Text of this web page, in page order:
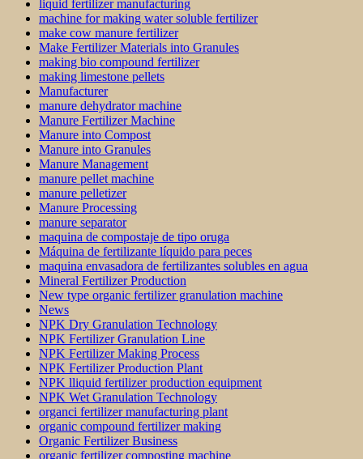
liquid fertilizer manufacturing
machine for making water soluble fertilizer
make cow manure fertilizer
Make Fertilizer Materials into Granules
making bio compound fertilizer
making limestone pellets
Manufacturer
manure dehydrator machine
Manure Fertilizer Machine
Manure into Compost
Manure into Granules
Manure Management
manure pellet machine
manure pelletizer
Manure Processing
manure separator
maquina de compostaje de tipo oruga
Máquina de fertilizante líquido para peces
maquina envasadora de fertilizantes solubles en agua
Mineral Fertilizer Production
New type organic fertilizer granulation machine
News
NPK Dry Granulation Technology
NPK Fertilizer Granulation Line
NPK Fertilizer Making Process
NPK Fertilizer Production Plant
NPK lliquid fertilizer production equipment
NPK Wet Granulation Technology
organci fertilizer manufacturing plant
organic compound fertilizer making
Organic Fertilizer Business
organic fertilizer composting machine